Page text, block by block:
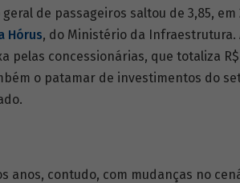
de passa­geiros saltou de 3,85, em
Hórus, do Ministério da Infraestrutura.
pelas concessionárias, que totaliza
o patamar de investimentos do
anos, contudo, com mudanças no